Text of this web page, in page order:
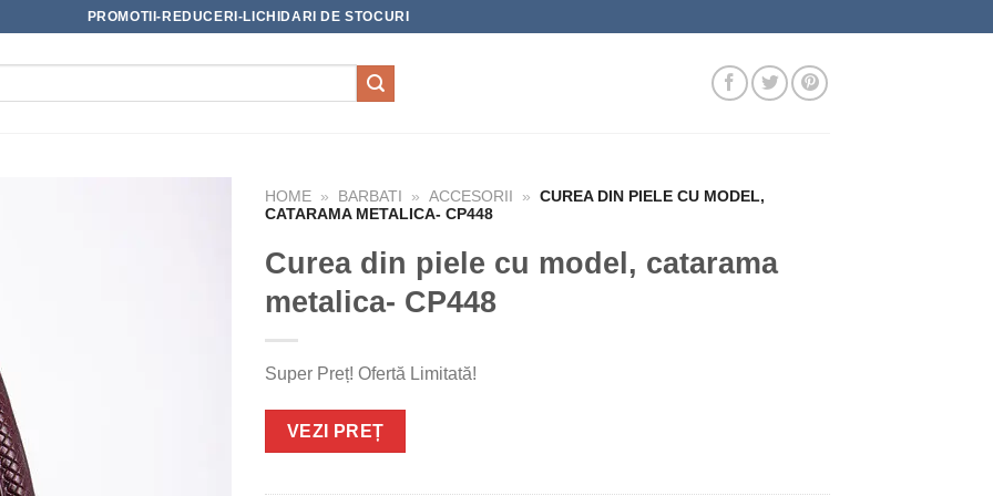
PROMOTII-REDUCERI-LICHIDARI DE STOCURI
HOME » BARBATI » ACCESORII »
CUREA DIN PIELE CU MODEL,
CATARAMA METALICA- CP448
Curea din piele cu model, catarama
metalica- CP448
Super Preț! Ofertă Limitată!
VEZI PREȚ